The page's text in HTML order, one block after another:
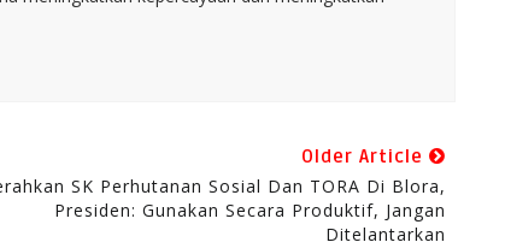
Older Article
SK Perhutanan Sosial Dan TORA Di Blora,
Presiden: Gunakan Secara Produktif, Jangan
Ditelantarkan